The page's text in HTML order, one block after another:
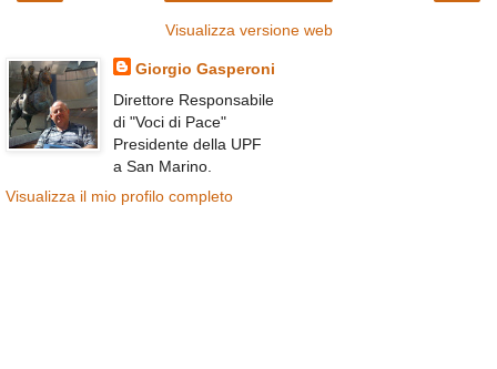
Visualizza versione web
Giorgio Gasperoni
Direttore Responsabile
di "Voci di Pace"
Presidente della UPF
a San Marino.
Visualizza il mio profilo completo